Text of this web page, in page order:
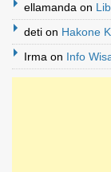
ellamanda on
deti on Hakone
Irma on Info